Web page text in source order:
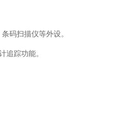
码扫描仪等外设。
追踪功能。